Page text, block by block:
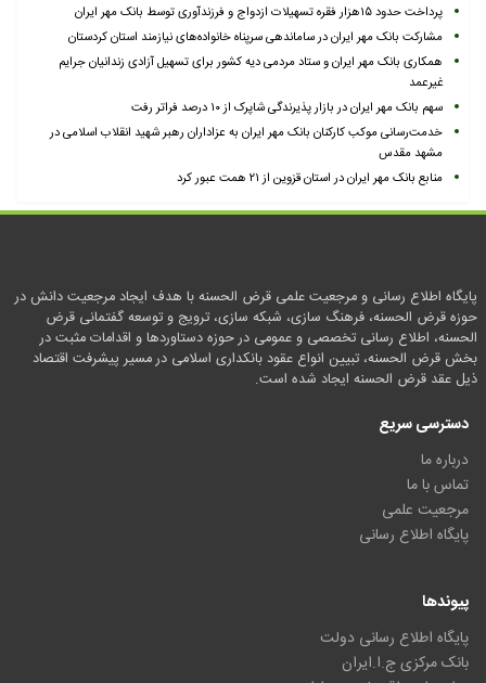
پرداخت حدود ۱۵هزار فقره تسهیلات ازدواج و فرزندآوری توسط بانک مهر ایران
مشارکت بانک مهر ایران در ساماندهی سرپناه خانواده‌های نیازمند استان کردستان
همکاری بانک مهر ایران و ستاد مردمی دیه کشور برای تسهیل آزادی زندانیان جرایم
غیرعمد
سهم بانک مهر ایران در بازار پذیرندگی شاپرک از ۱۰ درصد فراتر رفت
خدمت‌رسانی موکب کارکنان بانک مهر ایران به عزاداران رهبر شهید انقلاب اسلامی در
مشهد مقدس
منابع بانک مهر ایران در استان قزوین از ۲۱ همت عبور کرد
پایگاه اطلاع رسانی و مرجعیت علمی قرض الحسنه با هدف ایجاد مرجعیت دانش در
حوزه قرض الحسنه، فرهنگ سازی، شبکه سازی، ترویج و توسعه گفتمانی قرض
الحسنه، اطلاع رسانی تخصصی و عمومی در حوزه دستاوردها و اقدامات مثبت در
بخش قرض الحسنه، تبیین انواع عقود بانکداری اسلامی در مسیر پیشرفت اقتصاد
ذیل عقد قرض الحسنه ایجاد شده است.
دسترسی سریع
درباره ما
تماس با ما
مرجعیت علمی
پایگاه اطلاع رسانی
پیوندها
پایگاه اطلاع رسانی دولت
بانک مرکزی ج.ا.ایران